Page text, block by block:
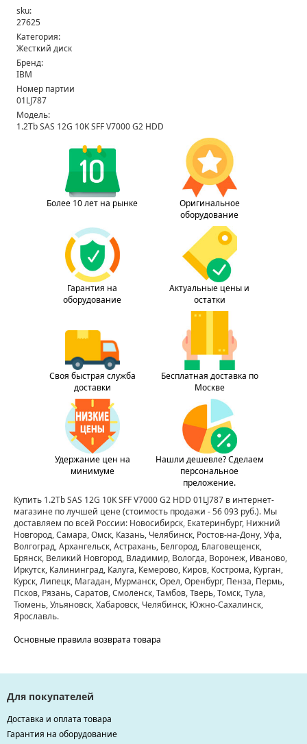
sku:
27625
Категория:
Жесткий диск
Бренд:
IBM
Номер партии
01LJ787
Модель:
1.2Tb SAS 12G 10K SFF V7000 G2 HDD
Более 10 лет на рынке
Оригинальное
оборудование
Гарантия на
оборудование
Актуальные цены и
остатки
Своя быстрая служба
доставки
Бесплатная доставка по
Москве
Удержание цен на
минимуме
Нашли дешевле? Сделаем
персональное
преложение.
Купить 1.2Tb SAS 12G 10K SFF V7000 G2 HDD 01LJ787 в интернет-
магазине по лучшей цене(стоимость продажи - 56 093 руб.). Мы
доставляем по всей России: Новосибирск, Екатеринбург, Нижний
Новгород, Самара, Омск, Казань, Челябинск, Ростов-на-Дону, Уфа,
Волгоград, Архангельск, Астрахань, Белгород, Благовещенск,
Брянск, Великий Новгород, Владимир, Вологда, Воронеж, Иваново,
Иркутск, Калининград, Калуга, Кемерово, Киров, Кострома, Курган,
Курск, Липецк, Магадан, Мурманск, Орел, Оренбург, Пенза, Пермь,
Псков, Рязань, Саратов, Смоленск, Тамбов, Тверь, Томск, Тула,
Тюмень, Ульяновск, Хабаровск, Челябинск, Южно-Сахалинск,
Ярославль.
Основные правила возврата товара
Для покупателей
Доставка и оплата товара
Гарантия на оборудование